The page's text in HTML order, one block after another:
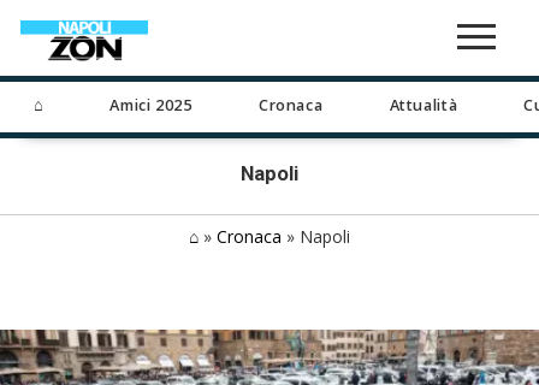
⌂ Amici 2025 Cronaca Attualità
Napoli
⌂ » Cronaca » Napoli